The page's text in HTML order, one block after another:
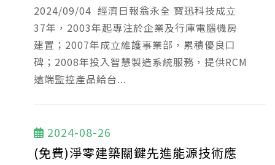
2024/09/04 經濟日報翁永全 寶迅科技成立
37年，2003年起專注於企業及行庫電腦機房
建置；2007年成立維護事業部，累積優良口
碑；2008年投入智慧製造系統服務，提供RCM
遠端監控產品給台...
2024-08-26
(免費)淨零建築關鍵先進能源技術應